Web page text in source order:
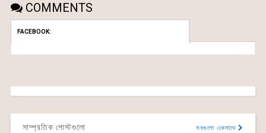
COMMENTS
FACEBOOK:
সাম্প্রতিক পোস্টগুলো সবগুলো একসাথে